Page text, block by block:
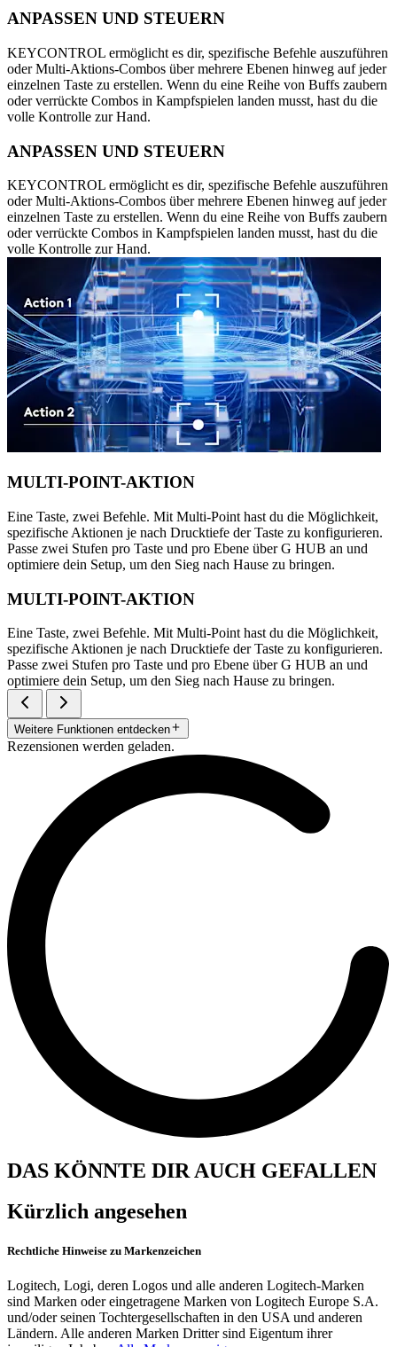
ANPASSEN UND STEUERN
KEYCONTROL ermöglicht es dir, spezifische Befehle auszuführen
oder Multi-Aktions-Combos über mehrere Ebenen hinweg auf jeder
einzelnen Taste zu erstellen. Wenn du eine Reihe von Buffs zaubern
oder verrückte Combos in Kampfspielen landen musst, hast du die
volle Kontrolle zur Hand.
ANPASSEN UND STEUERN
KEYCONTROL ermöglicht es dir, spezifische Befehle auszuführen
oder Multi-Aktions-Combos über mehrere Ebenen hinweg auf jeder
einzelnen Taste zu erstellen. Wenn du eine Reihe von Buffs zaubern
oder verrückte Combos in Kampfspielen landen musst, hast du die
volle Kontrolle zur Hand.
MULTI-POINT-AKTION
Eine Taste, zwei Befehle. Mit Multi-Point hast du die Möglichkeit,
spezifische Aktionen je nach Drucktiefe der Taste zu konfigurieren.
Passe zwei Stufen pro Taste und pro Ebene über G HUB an und
optimiere dein Setup, um den Sieg nach Hause zu bringen.
MULTI-POINT-AKTION
Eine Taste, zwei Befehle. Mit Multi-Point hast du die Möglichkeit,
spezifische Aktionen je nach Drucktiefe der Taste zu konfigurieren.
Passe zwei Stufen pro Taste und pro Ebene über G HUB an und
optimiere dein Setup, um den Sieg nach Hause zu bringen.
Weitere Funktionen entdecken
Rezensionen werden geladen.
DAS KÖNNTE DIR AUCH GEFALLEN
Kürzlich angesehen
Rechtliche Hinweise zu Markenzeichen
Logitech, Logi, deren Logos und alle anderen Logitech-Marken
sind Marken oder eingetragene Marken von Logitech Europe S.A.
und/oder seinen Tochtergesellschaften in den USA und anderen
Ländern. Alle anderen Marken Dritter sind Eigentum ihrer